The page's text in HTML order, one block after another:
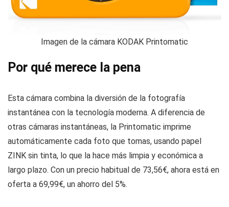
Imagen de la cámara KODAK Printomatic
Por qué merece la pena
Esta cámara combina la diversión de la fotografía
instantánea con la tecnología moderna. A diferencia de
otras cámaras instantáneas, la Printomatic imprime
automáticamente cada foto que tomas, usando papel
ZINK sin tinta, lo que la hace más limpia y económica a
largo plazo. Con un precio habitual de 73,56€, ahora está en
oferta a 69,99€, un ahorro del 5%.